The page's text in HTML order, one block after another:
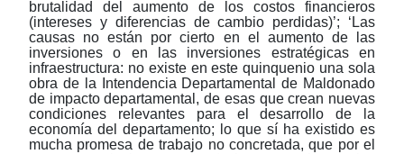
brutalidad del aumento de los costos financieros
(intereses y diferencias de cambio perdidas)’; ‘Las
causas no están por cierto en el aumento de las
inversiones o en las inversiones estratégicas en
infraestructura: no existe en este quinquenio una sola
obra de la Intendencia Departamental de Maldonado
de impacto departamental, de esas que crean nuevas
condiciones relevantes para el desarrollo de la
economía del departamento; lo que sí ha existido es
mucha promesa de trabajo no concretada, que por el